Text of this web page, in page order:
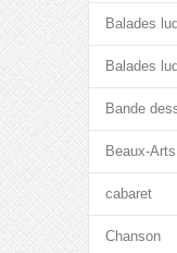
Balades
Balades
Bande
Beaux-Arts
cabaret
Chanson